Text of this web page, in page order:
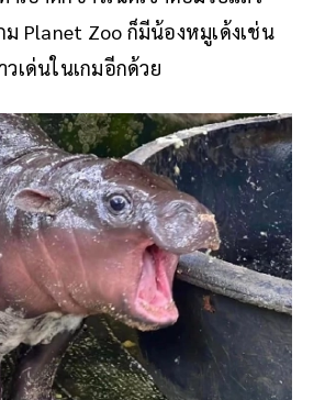
ม Planet Zoo ก็มีน้องหมูเด้งเช่น
เด่นในเกมอีกด้วย